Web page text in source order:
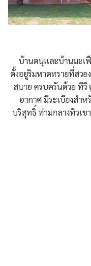
บ้านตนุและบ้านมะเฟื
ตั้งอยู่ริมหาดทรายที่สวย
สบาย ครบครันด้วย ทีวี
อากาศ มีระเบียงสำ
บริสุทธิ์ ท่ามกลางทิวเ